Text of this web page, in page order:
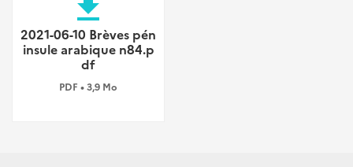
file_download
2021-06-10 Brèves pén
insule arabique n84.p
df
PDF • 3,9 Mo